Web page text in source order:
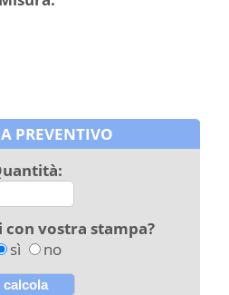
PREVENTIVO
con vostra stampa?
sì
no